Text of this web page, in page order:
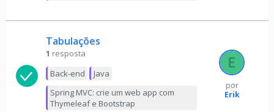
Tabulações
1 resposta
Back-end
Java
Spring MVC: crie um web app com
Thymeleaf e Bootstrap
por
Erik